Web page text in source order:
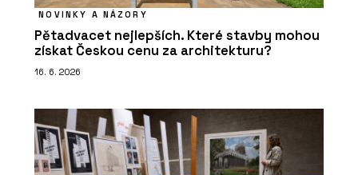
NOVINKY A NÁZORY
Pětadvacet nejlepších. Které stavby mohou
získat Českou cenu za architekturu?
16. 6. 2026